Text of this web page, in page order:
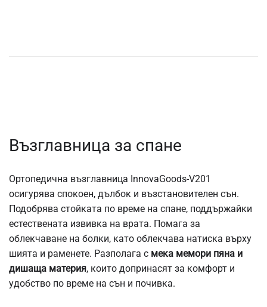
Възглавница за спане
Ортопедична възглавница InnovaGoods-V201
осигурява спокоен, дълбок и възстановителен сън.
Подобрява стойката по време на спане, поддържайки
естествената извивка на врата. Помага за
облекчаване на болки, като облекчава натиска върху
шията и раменете. Разполага с мека мемори пяна и
дишаща материя, които допринасят за комфорт и
удобство по време на сън и почивка.